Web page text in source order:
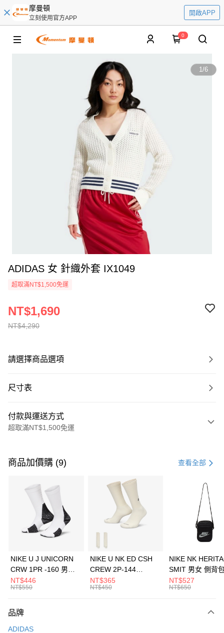
摩曼頓
立刻使用官方APP
開啟APP
0
1/6
ADIDAS 女 針織外套 IX1049
超取滿NT$1,500免運
NT$4,290
NT$1,690
請選擇商品選項
尺寸表
付款與運送方式
超取滿NT$1,500免運
信用卡一次付款
3 期 0 利率 每期 21家銀行
合作金庫商業銀行
第一商業銀行
華南商業銀行
彰化商業銀行
上海商業儲蓄銀行
元大商業銀行
台灣樂天信用卡公司
Apple Pay
全盈+PAY
AFTEE先享後付
【關於「AFTEE先享後付」】
便利好安心！
運送方式
商品加價購 (9) 查看全部
NIKE U J UNICORN
CRW 1PR -160 男女
中統襪 FZ3393100
NT$446
NT$550
NIKE U NK ED CSH
CREW 2P-144
EMBRDY 男女 短統襪
FZ3073133
NT$365
NT$450
NIKE NK
SMIT 男女 側背
BA5871010
NT$527
NT$650
品牌
ADIDAS